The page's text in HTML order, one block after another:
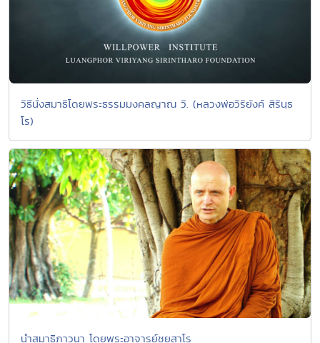
วิธีนั่งสมาธิโดยพระธรรมมงคลญาณ วิ. (หลวงพ่อวิริยังค์ สิรินฺธ
โร)
นำสมาธิภาวนา โดยพระอาจารย์ชยสาโร